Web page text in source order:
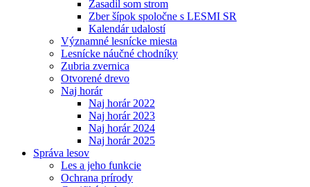
Zasadil som strom
Zber šípok spoločne s LESMI SR
Kalendár udalostí
Významné lesnícke miesta
Lesnícke náučné chodníky
Zubria zvernica
Otvorené drevo
Naj horár
Naj horár 2022
Naj horár 2023
Naj horár 2024
Naj horár 2025
Správa lesov
Les a jeho funkcie
Ochrana prírody